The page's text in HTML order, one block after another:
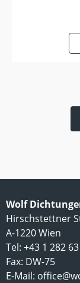
Wolf
Hirschstettner
A-1220 Wien
Tel: +43 1 282
Fax: DW-75
E-Mail: